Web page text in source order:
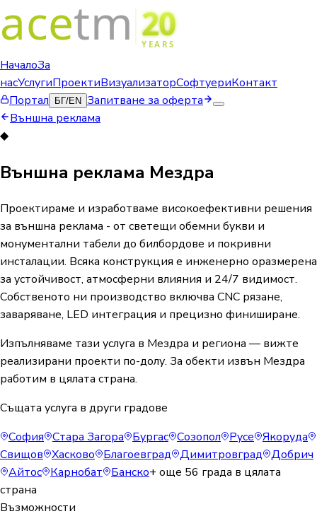
НачалоЗа
насУслугиПроектиВизуализаторСофтуериКонтакт
Портал
БГ/EN
Запитване за оферта
Външна реклама
◆
Външна реклама Мездра
Проектираме и изработваме високоефективни решения
за външна реклама - от светещи обемни букви и
монументални табели до билбордове и покривни
инсталации. Всяка конструкция е инженерно оразмерена
за устойчивост, атмосферни влияния и 24/7 видимост.
Собственото ни производство включва CNC рязане,
заваряване, LED интеграция и прецизно финиширане.
Изпълняваме тази услуга в Мездра и региона — вижте
реализирани проекти по-долу. За обекти извън Мездра
работим в цялата страна.
Същата услуга в други градове
София Стара Загора Бургас Созопол Русе Якоруда
Свищов Хасково Благоевград Димитровград Добрич
Айтос Карнобат Банско+ още 56 града в цялата
страна
Възможности